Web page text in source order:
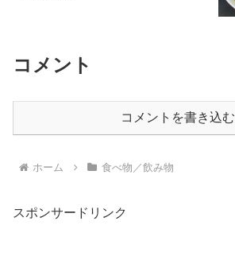
コメント
コメントを書き込む
ホーム 食べ物／飲み物
スポンサードリンク